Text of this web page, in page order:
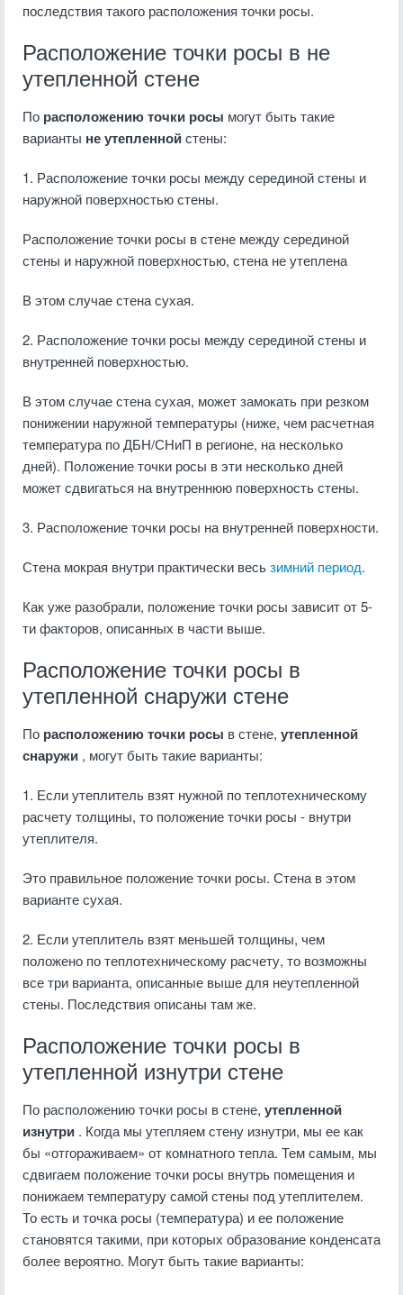
последствия такого расположения точки росы.
Расположение точки росы в не
утепленной стене
По расположению точки росы могут быть такие
варианты не утепленнойстены:
1. Расположение точки росы между серединой стены и
наружной поверхностью стены.
Расположение точки росы в стене между серединой
стены и наружной поверхностью, стена не утеплена
В этом случае стена сухая.
2. Расположение точки росы между серединой стены и
внутренней поверхностью.
В этом случае стена сухая, может замокать при резком
понижении наружной температуры (ниже, чем расчетная
температура по ДБН/СНиП в регионе, на несколько
дней). Положение точки росы в эти несколько дней
может сдвигаться на внутреннюю поверхность стены.
3. Расположение точки росы на внутренней поверхности.
Стена мокрая внутри практически весьзимний период.
Как уже разобрали, положение точки росы зависит от 5-
ти факторов, описанных в части выше.
Расположение точки росы в
утепленной снаружи стене
По расположению точки росы в стене, утепленной
снаружи , могут быть такие варианты:
1. Если утеплитель взят нужной по теплотехническому
расчету толщины, то положение точки росы - внутри
утеплителя.
Это правильное положение точки росы. Стена в этом
варианте сухая.
2. Если утеплитель взят меньшей толщины, чем
положено по теплотехническому расчету, то возможны
все три варианта, описанные выше для неутепленной
стены. Последствия описаны там же.
Расположение точки росы в
утепленной изнутри стене
По расположению точки росы в стене, утепленной
изнутри . Когда мы утепляем стену изнутри, мы ее как
бы «отгораживаем» от комнатного тепла. Тем самым, мы
сдвигаем положение точки росы внутрь помещения и
понижаем температуру самой стены под утеплителем.
То есть и точка росы (температура) и ее положение
становятся такими, при которых образование конденсата
более вероятно. Могут быть такие варианты: